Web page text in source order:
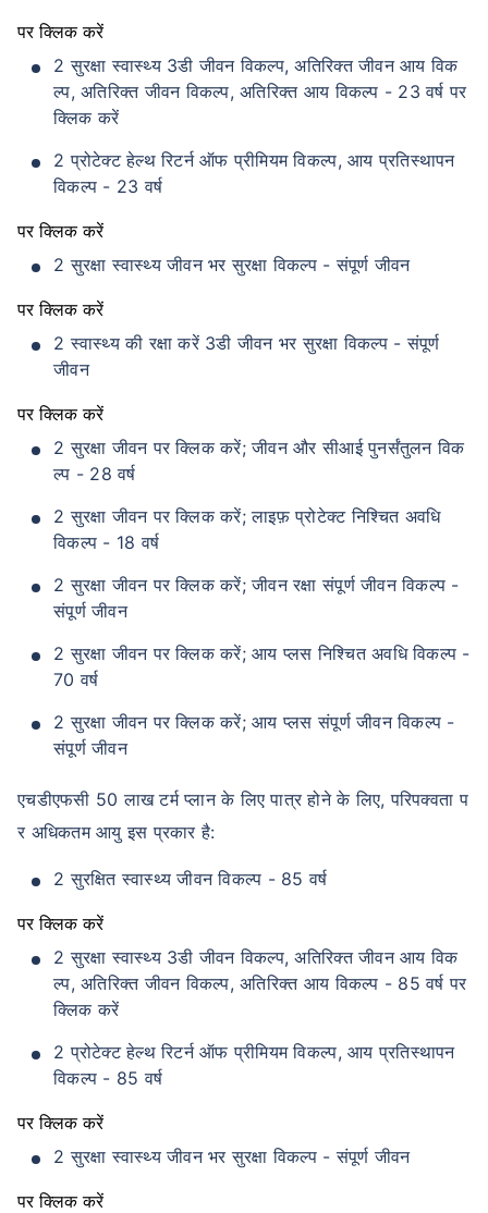
पर क्लिक करें
2 सुरक्षा स्वास्थ्य 3डी जीवन विकल्प, अतिरिक्त जीवन आय विक
ल्प, अतिरिक्त जीवन विकल्प, अतिरिक्त आय विकल्प - 23 वर्ष पर
क्लिक करें
2 प्रोटेक्ट हेल्थ रिटर्न ऑफ प्रीमियम विकल्प, आय प्रतिस्थापन
विकल्प - 23 वर्ष
पर क्लिक करें
2 सुरक्षा स्वास्थ्य जीवन भर सुरक्षा विकल्प - संपूर्ण जीवन
पर क्लिक करें
2 स्वास्थ्य की रक्षा करें 3डी जीवन भर सुरक्षा विकल्प - संपूर्ण
जीवन
पर क्लिक करें
2 सुरक्षा जीवन पर क्लिक करें; जीवन और सीआई पुनर्संतुलन विक
ल्प - 28 वर्ष
2 सुरक्षा जीवन पर क्लिक करें; लाइफ़ प्रोटेक्ट निश्चित अवधि
विकल्प - 18 वर्ष
2 सुरक्षा जीवन पर क्लिक करें; जीवन रक्षा संपूर्ण जीवन विकल्प -
संपूर्ण जीवन
2 सुरक्षा जीवन पर क्लिक करें; आय प्लस निश्चित अवधि विकल्प -
70 वर्ष
2 सुरक्षा जीवन पर क्लिक करें; आय प्लस संपूर्ण जीवन विकल्प -
संपूर्ण जीवन
एचडीएफसी 50 लाख टर्म प्लान के लिए पात्र होने के लिए, परिपक्वता प
र अधिकतम आयु इस प्रकार है:
2 सुरक्षित स्वास्थ्य जीवन विकल्प - 85 वर्ष
पर क्लिक करें
2 सुरक्षा स्वास्थ्य 3डी जीवन विकल्प, अतिरिक्त जीवन आय विक
ल्प, अतिरिक्त जीवन विकल्प, अतिरिक्त आय विकल्प - 85 वर्ष पर
क्लिक करें
2 प्रोटेक्ट हेल्थ रिटर्न ऑफ प्रीमियम विकल्प, आय प्रतिस्थापन
विकल्प - 85 वर्ष
पर क्लिक करें
2 सुरक्षा स्वास्थ्य जीवन भर सुरक्षा विकल्प - संपूर्ण जीवन
पर क्लिक करें